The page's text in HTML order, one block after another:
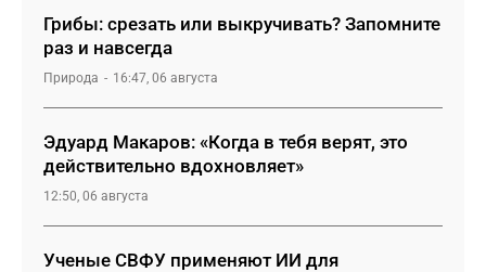
Грибы: срезать или выкручивать? Запомните
раз и навсегда
Природа 16:47, 06 августа
Эдуард Макаров: «Когда в тебя верят, это
действительно вдохновляет»
12:50, 06 августа
Ученые СВФУ применяют ИИ для